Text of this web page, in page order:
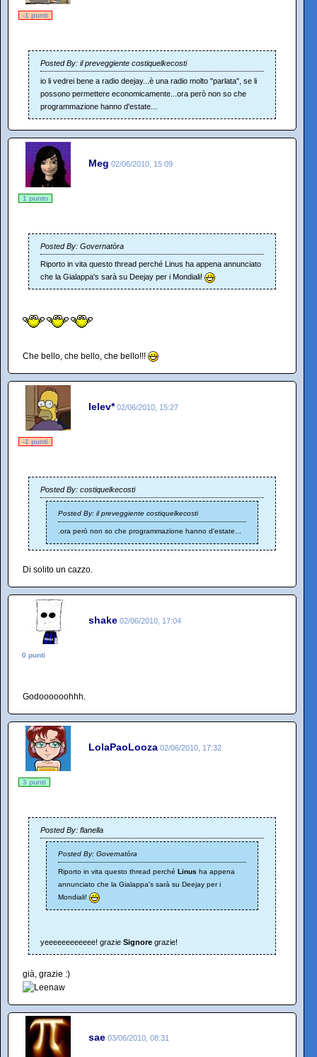
-1 punti
Posted By: il preveggiente costiquelkecosti
io li vedrei bene a radio deejay...è una radio molto "parlata", se li
possono permettere economicamente...ora però non so che
programmazione hanno d'estate...
Meg 02/06/2010, 15:09
1 punto
Posted By: Governatòra
Riporto in vita questo thread perché Linus ha appena annunciato
che la Gialappa's sarà su Deejay per i Mondiali!
Che bello, che bello, che bello!!!
lelev* 02/06/2010, 15:27
-1 punti
Posted By: costiquelkecosti
Posted By: il preveggiente costiquelkecosti
.ora però non so che programmazione hanno d'estate...
Di solito un cazzo.
shake 02/06/2010, 17:04
0 punti
Godoooooohhh.
LolaPaoLooza 02/06/2010, 17:32
3 punti
Posted By: flanella
Posted By: Governatòra
Riporto in vita questo thread perché Linus ha appena
annunciato che la Gialappa's sarà su Deejay per i
Mondiali!
yeeeeeeeeeeee! grazie Signore grazie!
già, grazie :)
sae 03/06/2010, 08:31